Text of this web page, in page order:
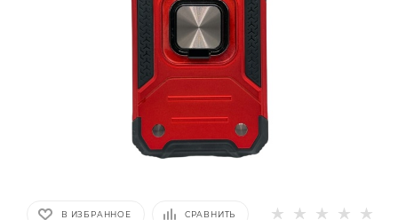
В ИЗБРАННОЕ СРАВНИТЬ